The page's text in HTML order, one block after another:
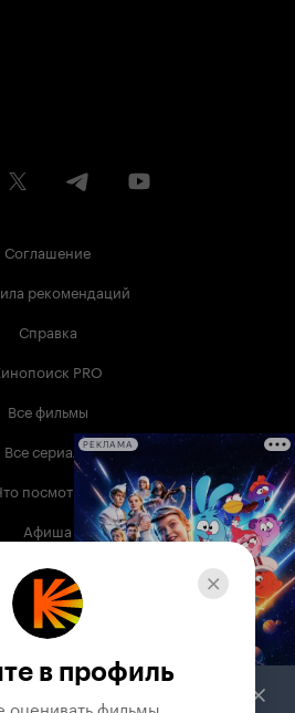
Соглашение
рекомендаций
Справка
PRO
Все фильмы
Все сериалы
посмотреть
Афиша
Музыка
Телепрограмма
поддержки
РЕКЛАМА
в профиль
фильмы,